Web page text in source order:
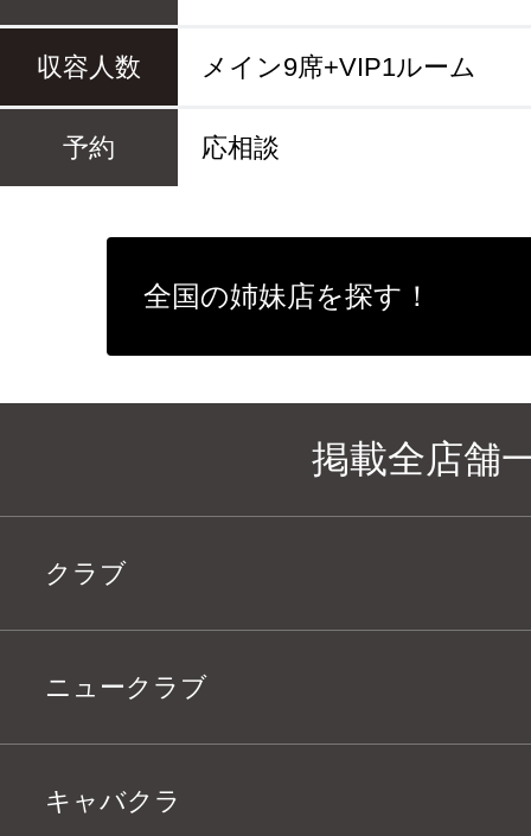
収容人数 メイン9席+VIP1ルーム
予約 応相談
全国の姉妹店を探す！
掲載全店舗
クラブ
ニュークラブ
キャバクラ